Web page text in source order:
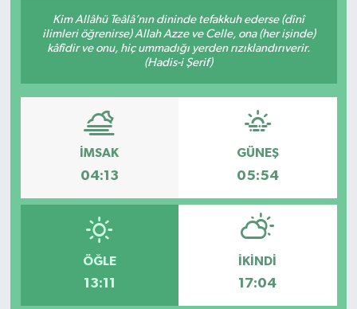
Kim Allâhü Teâlâ’nın dininde tefakkuh ederse (dînî
ilimleri öğrenirse) Allah Azze ve Celle, ona (her işinde)
kâfîdir ve onu, hiç ummadığı yerden rızıklandırıverir.
(Hadis-i Şerif)
İMSAK
04:13
GÜNEŞ
05:54
ÖĞLE
13:11
İKINDI
17:04